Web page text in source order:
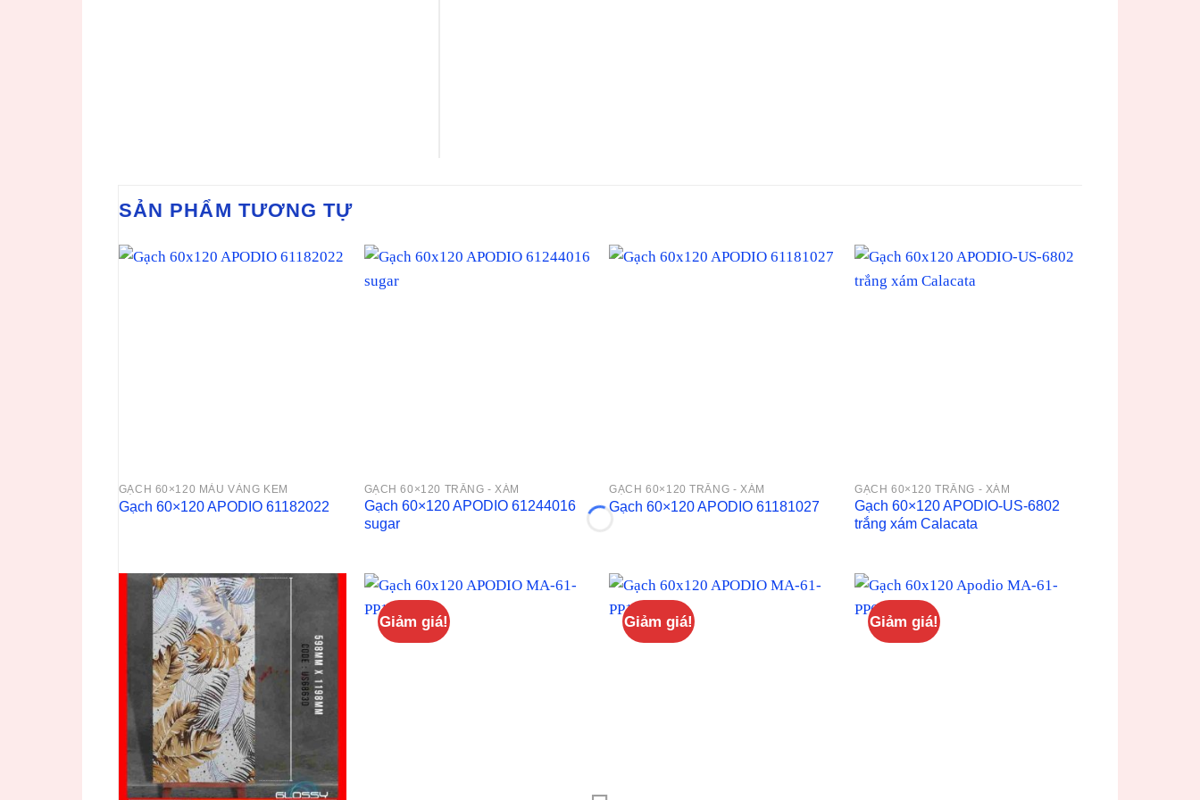
SẢN PHẨM TƯƠNG TỰ
GẠCH 60×120 MÀU VÀNG KEM
Gạch 60×120 APODIO 61182022
GẠCH 60×120 TRẮNG - XÁM
Gạch 60×120 APODIO 61244016
sugar
GẠCH 60×120 TRẮNG - XÁM
Gạch 60×120 APODIO 61181027
GẠCH 60×120 TRẮNG - XÁM
Gạch 60×120 APODIO-US-6802
trắng xám Calacata
Giảm giá! Giảm giá! Giảm giá!